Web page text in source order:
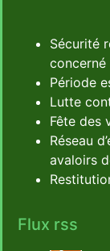
Sécurité
concerné
Période
Lutte
Fête des
Réseau
avaloirs
Flux rss